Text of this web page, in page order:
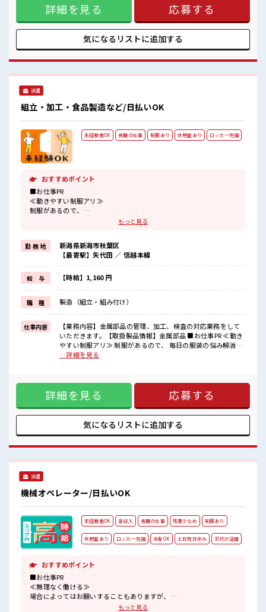
奇抜でなければ基本的に自由！ (規定有)≪未経験の方も大カ
ンゲイ≫ 新しいことにチャレンジするのは不安だけど、 しっ
かり働く環境が整っています！ イチからスキルUP・ステップ
UP目指していきましょう！ ■職場の雰囲気 少人数の職場だか
ら一緒に働く仲間との距離もグッと近い！ キバツ過ぎなけれ
室で楽しくおしゃべり！ ストレス解消☆
詳細を見る 応募する
気になるリストに追加する
派遣
組立・加工・食品製造など/日払いOK
未経験者OK 長期の仕事 制服あり 休憩室あり ロッカー完備
おすすめポイント
■お仕事PR
≪動きやすい制服アリ≫
制服があるので、
新しいことにチャレンジするのは不安だけど、
しっかり働く環境が整っています！
イチからスキルUP・ステップUP目指していきましょう！
≪自分に合った期間で働ける≫
福利厚生が整った派遣のお仕事です！
■職場の雰囲気
しっかり休める休憩室あり！
オンオフの切替もできちゃう！
ロッカーあり！
安心してお仕事に集中♪
サポートもバッチリだから未経験からでも安心してスタートできま
もっと見る
勤 務 地
新潟県新潟市秋葉区
【最寄駅】矢代田 ／ 信越本線
給 与 【時給】1,160 円
職 種 製造（組立・組み付け）
仕事内容
【業務内容】金属部品の管理、加工、検査の対応業務をして
いただきます。【取扱製品情報】金属部品 ■お仕事PR ≪動き
やすい制服アリ≫ 制服があるので、 毎日の服装の悩み解消♪
≪未経験でも活躍できる≫ 新しいことにチャレンジするのは
た期間で働ける≫ 福利厚生が整った派遣のお仕事です！ ■職
場の雰囲気 しっかり休める休憩室あり！ オンオフの切替もで
きちゃう！ ロッカーあり！ 安心してお仕事に集中♪ サポート
もバッチリだから未経験からでも安心してスタートできます
…詳細を見る
詳細を見る 応募する
気になるリストに追加する
派遣
機械オペレーター/日払いOK
未経験者OK 高収入 長期の仕事 残業少なめ 制服あり
休憩室あり ロッカー完備 染髪OK 土日祝日休み 30代が活躍
おすすめポイント
■お仕事PR
≪無理なく働ける≫
場合によってはお願いすることもありますが、
もっと見る